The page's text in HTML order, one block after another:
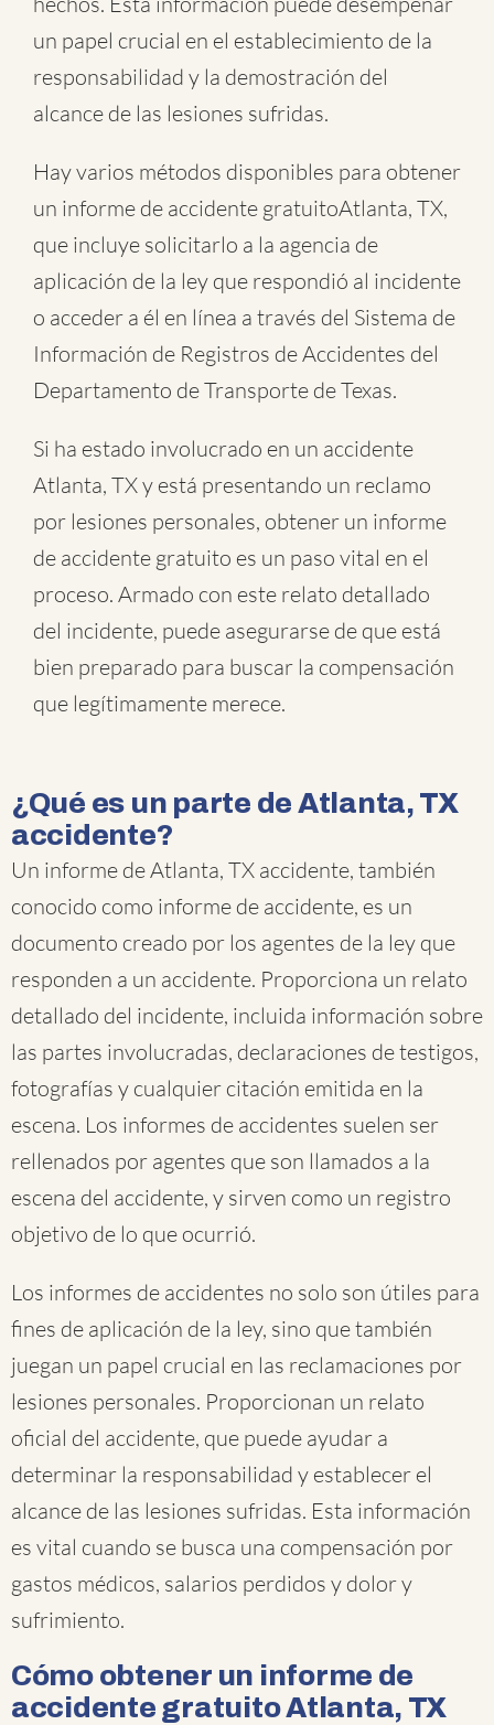
un papel crucial en el establecimiento de la
responsabilidad y la demostración del
alcance de las lesiones sufridas.
Hay varios métodos disponibles para obtener
un informe de accidente gratuitoAtlanta, TX,
que incluye solicitarlo a la agencia de
aplicación de la ley que respondió al incidente
o acceder a él en línea a través del Sistema de
Información de Registros de Accidentes del
Departamento de Transporte de Texas.
Si ha estado involucrado en un accidente
Atlanta, TX y está presentando un reclamo
por lesiones personales, obtener un informe
de accidente gratuito es un paso vital en el
proceso. Armado con este relato detallado
del incidente, puede asegurarse de que está
bien preparado para buscar la compensación
que legítimamente merece.
¿Qué es un parte de Atlanta, TX
accidente?
Un informe de Atlanta, TX accidente, también
conocido como informe de accidente, es un
documento creado por los agentes de la ley que
responden a un accidente. Proporciona un relato
detallado del incidente, incluida información sobre
las partes involucradas, declaraciones de testigos,
fotografías y cualquier citación emitida en la
escena. Los informes de accidentes suelen ser
rellenados por agentes que son llamados a la
escena del accidente, y sirven como un registro
objetivo de lo que ocurrió.
Los informes de accidentes no solo son útiles para
fines de aplicación de la ley, sino que también
juegan un papel crucial en las reclamaciones por
lesiones personales. Proporcionan un relato
oficial del accidente, que puede ayudar a
determinar la responsabilidad y establecer el
alcance de las lesiones sufridas. Esta información
es vital cuando se busca una compensación por
gastos médicos, salarios perdidos y dolor y
sufrimiento.
Cómo obtener un informe de
accidente gratuito Atlanta, TX